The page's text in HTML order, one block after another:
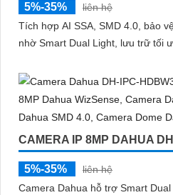
5%-35%
liên hệ
Tích hợp AI SSA, SMD 4.0, bảo
nhờ Smart Dual Light, lưu trữ tối
CAMERA IP 8MP DAHUA
5%-35%
liên hệ
Camera Dahua hỗ trợ Smart